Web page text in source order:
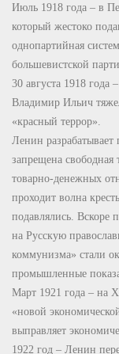
Июль 1918 года – в
который жестоко
однопартийная
большевистской
30 августа 1918
Владимир Ильич
«красный террор».
Ленин
запрещена свободная
товарно-денежных
проходит волна
подавлялись. Вскоре
на Русскую
коммунизма» стали
промышленные
Март 1921 года – на
«новой
выправляет
1922 год – Ленин